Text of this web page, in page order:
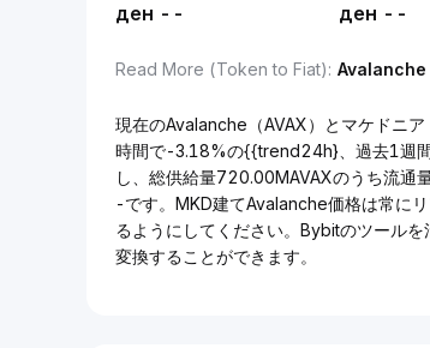
ден -- ден --
Read More (Token to Fiat): Avalanche
現在のAvalanche（AVAX）とマケドニ
時間で-3.18%の{{trend24h}、過去1週
し、総供給量720.00MAVAXのうち流通
-です。MKD建てAvalanche価格は常に
るようにしてください。Bybitのツール
変換することができます。